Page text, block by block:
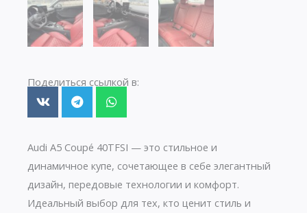
Поделиться ссылкой в:
Audi A5 Coupé 40TFSI — это стильное и
динамичное купе, сочетающее в себе элегантный
дизайн, передовые технологии и комфорт.
Идеальный выбор для тех, кто ценит стиль и